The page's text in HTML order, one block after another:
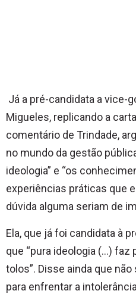
Já a pré-candidata a vice-
Migueles, replicando a
comentário de Trindade,
no mundo da gestão
ideologia” e “os
experiências práticas que
dúvida alguma seriam de
Ela, que já foi candidata à
que “pura ideologia (…) faz
tolos”. Disse ainda que
para enfrentar a